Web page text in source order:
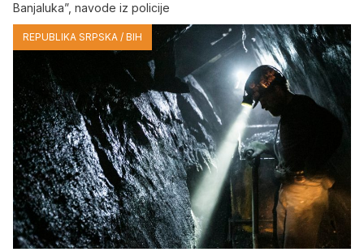
Banjaluka”, navode iz policije
REPUBLIKA SRPSKA / BIH